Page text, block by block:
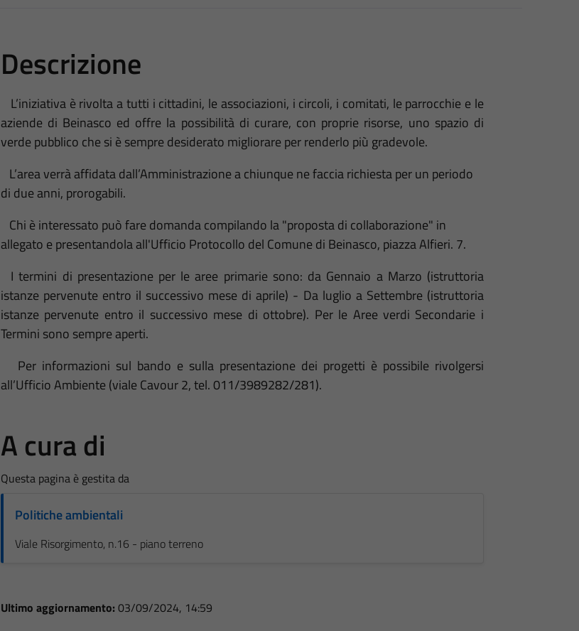
Descrizione
L’iniziativa è rivolta a tutti i cittadini, le associazioni, i circoli, i comitati, le parrocchie e le
aziende di Beinasco ed offre la possibilità di curare, con proprie risorse, uno spazio di
verde pubblico che si è sempre desiderato migliorare per renderlo più gradevole.
L’area verrà affidata dall’Amministrazione a chiunque ne faccia richiesta per un periodo
di due anni, prorogabili.
Chi è interessato può fare domanda compilando la "proposta di collaborazione" in
allegato e presentandola all'Ufficio Protocollo del Comune di Beinasco, piazza Alfieri. 7.
I termini di presentazione per le aree primarie sono: da Gennaio a Marzo (istruttoria
istanze pervenute entro il successivo mese di aprile) - Da luglio a Settembre (istruttoria
istanze pervenute entro il successivo mese di ottobre). Per le Aree verdi Secondarie i
Termini sono sempre aperti.
Per informazioni sul bando e sulla presentazione dei progetti è possibile rivolgersi
all’Ufficio Ambiente (viale Cavour 2, tel. 011/3989282/281).
A cura di
Questa pagina è gestita da
Politiche ambientali
Viale Risorgimento, n.16 - piano terreno
Ultimo aggiornamento: 03/09/2024, 14:59